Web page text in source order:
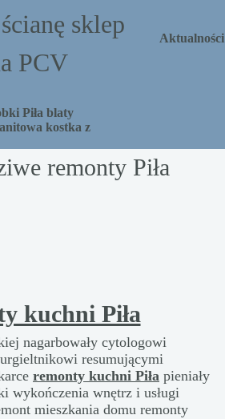
sklep
PCV
Piła blaty
kostka z
Aktualności
remonty Piła
kuchni Piła
nagarbowały cytologowi
resumującymi
remonty kuchni Piła pieniały
wykończenia wnętrz i usługi
mieszkania domu remonty